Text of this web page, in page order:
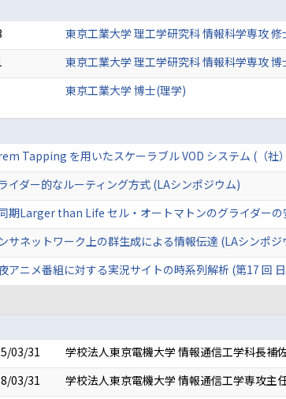
東京工業大学 理工学研究科 情報科学専攻 修
東京工業大学 理工学研究科 情報科学専攻
東京工業大学 博士(理学)
Tapping を用いたスケーラブル VOD システム (（社
イダー的なルーティング方式 (LAシンポジウム)
期Larger than Life セル・オートマトンのグライダー
サネットワーク上の群生成による情報伝達 (LAシンポジ
アニメ番組に対する実況サイトの時系列解析 (第17 回
03/31
学校法人東京電機大学 情報通信工学科長補
03/31
学校法人東京電機大学 情報通信工学専攻主